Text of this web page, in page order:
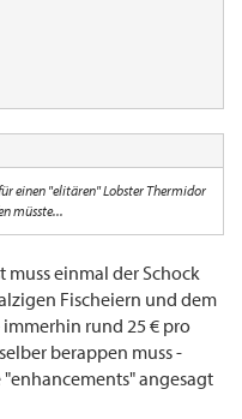
einen "elitären" Lobster Thermidor
müsste...
einmal der Schock
Fischeiern und dem
rund 25 € pro
berappen muss -
angesagt